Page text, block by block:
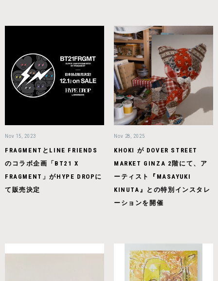
Nov 15, 2023
FRAGMENTとLINE FRIENDS
のコラボ企画「BT21 X
FRAGMENT」がHYPE DROPに
て販売決定
Nov 28, 2025
KHOKI が DOVER STREET
MARKET GINZA 2階にて、ア
ーティスト『MASAYUKI
KINUTA』との特別インスタレ
ーションを開催